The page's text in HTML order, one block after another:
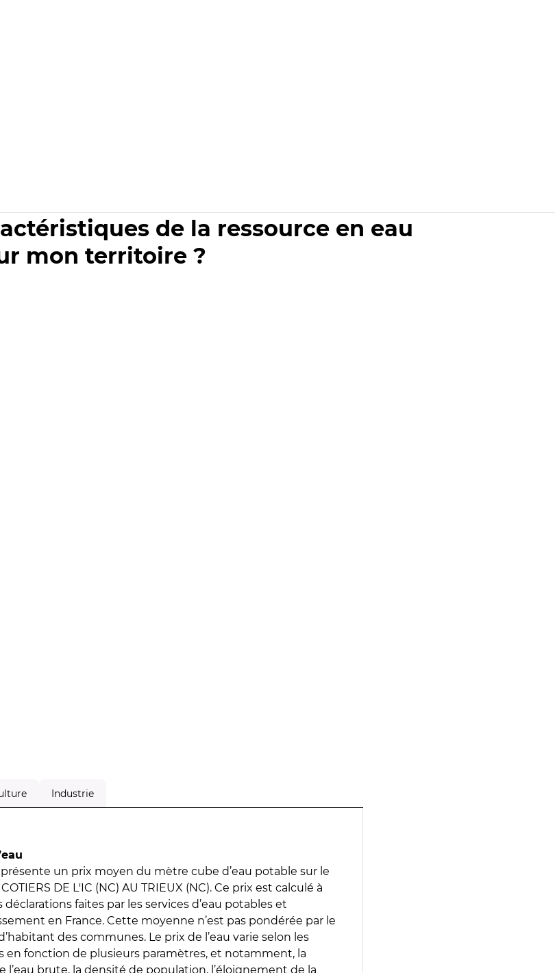
de la ressource en eau
mon territoire ?
Industrie
un prix moyen du mètre cube d’eau potable sur le
DE L'IC (NC) AU TRIEUX (NC). Ce prix est calculé à
déclarations faites par les services d’eau potables et
en France. Cette moyenne n’est pas pondérée par le
des communes. Le prix de l’eau varie selon les
en fonction de plusieurs paramètres, et notamment, la
l’eau brute, la densité de population, l’éloignement de la